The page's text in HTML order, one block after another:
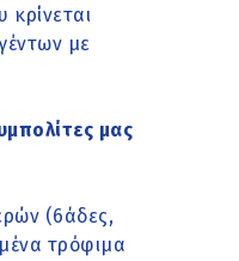
με
μας
(6άδες,
τρόφιμα